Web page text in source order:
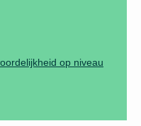
op niveau